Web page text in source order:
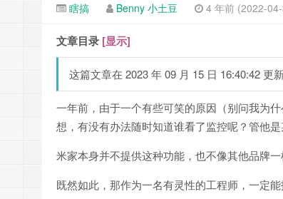
瞎搞 Benny 小土豆 4 年前 (2022-
文章目录 [显示]
这篇文章在 2023 年 09 月 15 日 16:40:42 更
一年前，由于一个有些可笑的原因（别问我为
想，有没有办法随时知道谁看了监控呢？管他
米家本身并不提供这种功能，也不像其他品牌
既然如此，那作为一名有灵性的工程师，一定能